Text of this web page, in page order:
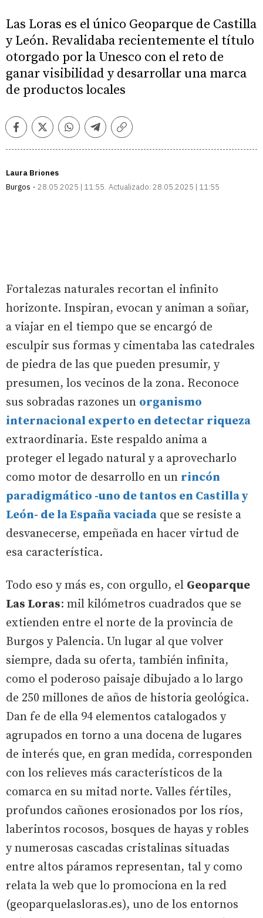
Las Loras es el único Geoparque de Castilla
y León. Revalidaba recientemente el título
otorgado por la Unesco con el reto de
ganar visibilidad y desarrollar una marca
de productos locales
FacebookTwitterWhatsappTelegramCopiar
Laura Briones
Burgos
28.05.2025 | 11:55 Actualizado: 28.05.2025 | 11:55
Fortalezas naturales recortan el infinito
horizonte. Inspiran, evocan y animan a soñar,
a viajar en el tiempo que se encargó de
esculpir sus formas y cimentaba las catedrales
de piedra de las que pueden presumir, y
presumen, los vecinos de la zona. Reconoce
sus sobradas razones un organismo
internacional experto en detectar riqueza
extraordinaria. Este respaldo anima a
proteger el legado natural y a aprovecharlo
como motor de desarrollo en un rincón
paradigmático -uno de tantos en Castilla y
León- de la España vaciada que se resiste a
desvanecerse, empeñada en hacer virtud de
esa característica.
Todo eso y más es, con orgullo, el Geoparque
Las Loras: mil kilómetros cuadrados que se
extienden entre el norte de la provincia de
Burgos y Palencia. Un lugar al que volver
siempre, dada su oferta, también infinita,
como el poderoso paisaje dibujado a lo largo
de 250 millones de años de historia geológica.
Dan fe de ella 94 elementos catalogados y
agrupados en torno a una docena de lugares
de interés que, en gran medida, corresponden
con los relieves más característicos de la
comarca en su mitad norte. Valles fértiles,
profundos cañones erosionados por los ríos,
laberintos rocosos, bosques de hayas y robles
y numerosas cascadas cristalinas situadas
entre altos páramos representan, tal y como
relata la web que lo promociona en la red
(geoparquelasloras.es), uno de los entornos